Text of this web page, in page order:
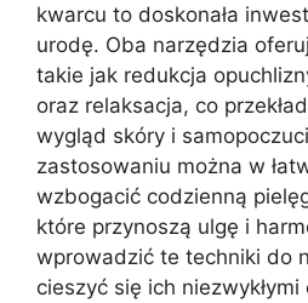
kwarcu to doskonała
urodę. Oba narzędzia
takie jak redukcja
oraz relaksacja, co
wygląd skóry i
zastosowaniu można w
wzbogacić codzienną
które przynoszą ulgę i
wprowadzić te techniki do
cieszyć się ich